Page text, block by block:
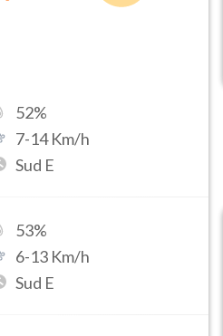
52%
7-14Km/h
Sud E
53%
6-13 Km/h
Sud E